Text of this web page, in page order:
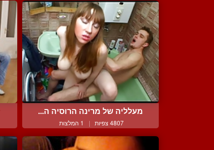
מעלליה של מרינה הרוסיה ה...
4807 צפיות | 1 המלצות